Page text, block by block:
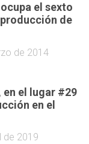
el sexto
producción de
de 2014
en el lugar #29
en el
de 2019